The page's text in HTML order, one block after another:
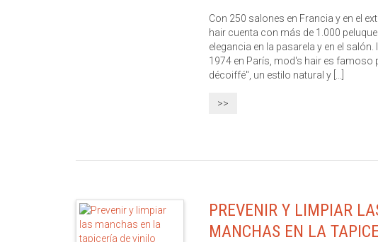
Con 250 salones en Francia y en el
hair cuenta con más de 1.000
elegancia en la pasarela y en el salón.
1974 en París, mod's hair es famoso
décoiffé", un estilo natural y [...]
>>
PREVENIR Y LIMPIAR
MANCHAS EN LA